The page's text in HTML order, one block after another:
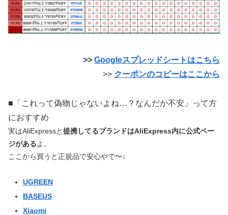
>> Googleスプレッドシートはこちら
>> クーポンのコピーはここから
■「これって偽物じゃないよね…？なんだか不安」って方
におすすめ
実はAliExpressと提携してるブランドはAliExpress内に公式ペー
ジがあるよ。
ここから買うと正規品で安心やで〜↓
UGREEN
BASEUS
Xiaomi